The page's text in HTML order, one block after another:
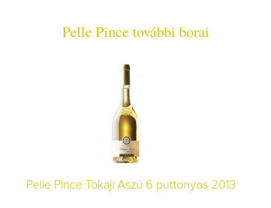
Pelle Pince további borai
Pelle Pince Tokaji Aszú 6 puttonyos 2013